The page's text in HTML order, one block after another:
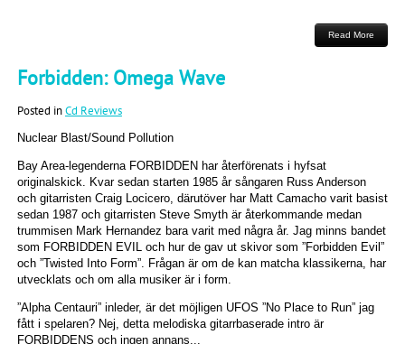
Read More
Forbidden: Omega Wave
Posted inCd Reviews
Nuclear Blast/Sound Pollution
Bay Area-legenderna FORBIDDEN har återförenats i hyfsat
originalskick. Kvar sedan starten 1985 år sångaren Russ Anderson
och gitarristen Craig Locicero, därutöver har Matt Camacho varit basist
sedan 1987 och gitarristen Steve Smyth är återkommande medan
trummisen Mark Hernandez bara varit med några år. Jag minns bandet
som FORBIDDEN EVIL och hur de gav ut skivor som ”Forbidden Evil”
och ”Twisted Into Form”. Frågan är om de kan matcha klassikerna, har
utvecklats och om alla musiker är i form.
”Alpha Centauri” inleder, är det möjligen UFOS ”No Place to Run” jag
fått i spelaren? Nej, detta melodiska gitarrbaserade intro är
FORBIDDENS och ingen annans...